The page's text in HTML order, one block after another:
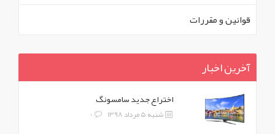
قوانين و مقررات
آخرین اخبار
اختراع جدید سامسونگ
شنبه 5 مرداد 1398 0